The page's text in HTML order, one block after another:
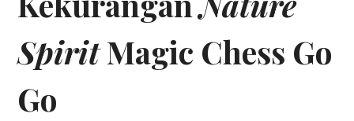
SpiritMagic Chess Go
Go